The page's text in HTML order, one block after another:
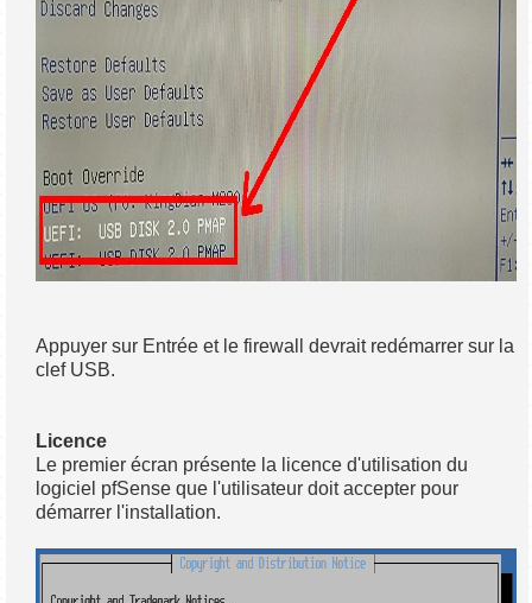
Appuyer sur Entrée et le firewall devrait redémarrer sur la
clef USB.
Licence
Le premier écran présente la licence d'utilisation du
logiciel pfSense que l'utilisateur doit accepter pour
démarrer l'installation.